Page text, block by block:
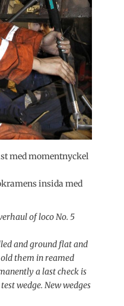
med momentnyckel
insida med
of loco No. 5
and ground flat and
them in reamed
a last check is
wedge. New wedges